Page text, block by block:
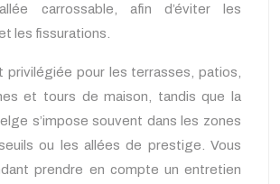
carrossable, afin d’éviter les
les fissurations.
privilégiée pour les terrasses, patios,
et tours de maison, tandis que la
s’impose souvent dans les zones
ou les allées de prestige. Vous
prendre en compte un entretien